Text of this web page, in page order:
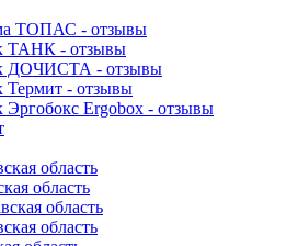
ТОПАС - отзывы
ТАНК - отзывы
ДОЧИСТА - отзывы
Термит - отзывы
Эргобокс Ergobox - отзывы
область
область
область
область